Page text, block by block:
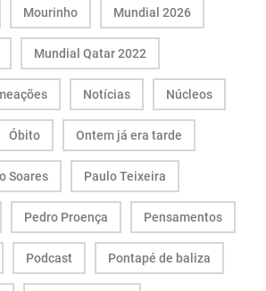
Mourinho Mundial 2026
Mundial Qatar 2022
Notícias Núcleos
Óbito Ontem já era tarde
Soares Paulo Teixeira
Pedro Proença Pensamentos
Podcast Pontapé de baliza